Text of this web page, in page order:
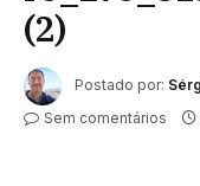
(2)
Postado por:
Sem comentários